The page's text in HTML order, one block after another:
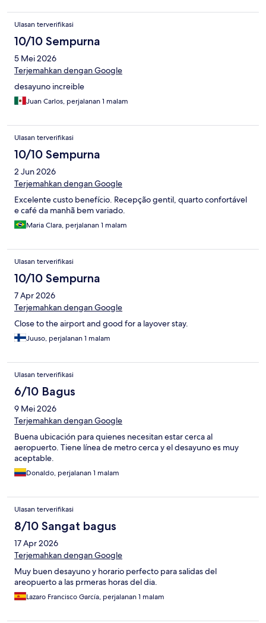
Ulasan terverifikasi
10/10 Sempurna
5 Mei 2026
Terjemahkan dengan Google
desayuno increible
Juan Carlos, perjalanan 1 malam
Ulasan terverifikasi
10/10 Sempurna
2 Jun 2026
Terjemahkan dengan Google
Excelente custo benefício. Recepção gentil, quarto confortável
e café da manhã bem variado.
Maria Clara, perjalanan 1 malam
Ulasan terverifikasi
10/10 Sempurna
7 Apr 2026
Terjemahkan dengan Google
Close to the airport and good for a layover stay.
Juuso, perjalanan 1 malam
Ulasan terverifikasi
6/10 Bagus
9 Mei 2026
Terjemahkan dengan Google
Buena ubicación para quienes necesitan estar cerca al
aeropuerto. Tiene línea de metro cerca y el desayuno es muy
aceptable.
Donaldo, perjalanan 1 malam
Ulasan terverifikasi
8/10 Sangat bagus
17 Apr 2026
Terjemahkan dengan Google
Muy buen desayuno y horario perfecto para salidas del
areopuerto a las prmeras horas del dia.
Lazaro Francisco García, perjalanan 1 malam